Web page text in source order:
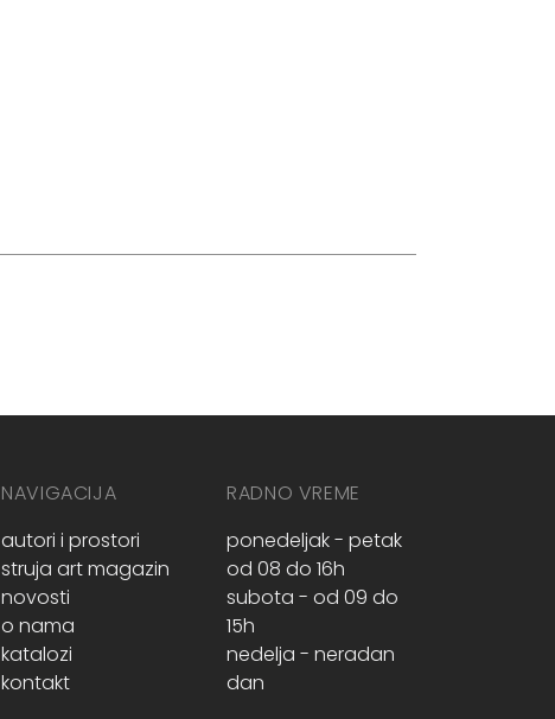
NAVIGACIJA
autori i prostori
struja art magazin
novosti
o nama
katalozi
kontakt
RADNO VREME
ponedeljak - petak
od 08 do 16h
subota - od 09 do
15h
nedelja - neradan
dan